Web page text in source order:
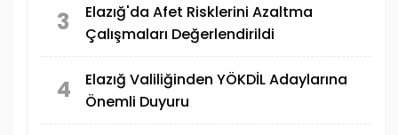
3
Elazığ'da Afet Risklerini Azaltma
Çalışmaları Değerlendirildi
4
Elazığ Valiliğinden YÖKDİL Adaylarına
Önemli Duyuru